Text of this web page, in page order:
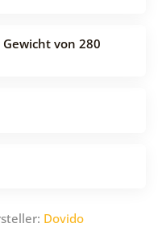
von 280
Dovido